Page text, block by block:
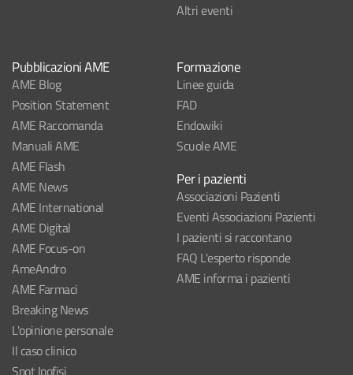
Altri eventi
Pubblicazioni AME
AME Blog
Position Statement
AME Raccomanda
Manuali AME
AME Flash
AME News
AME International
AME Digital
AME Focus-on
AmeAndro
AME Farmaci
Breaking News
L'opinione personale
Il caso clinico
Spot Ipofisi
Formazione
Linee guida
FAD
Endowiki
Scuole AME
Per i pazienti
Associazioni Pazienti
Eventi Associazioni Pazienti
I pazienti si raccontano
FAQ L'esperto risponde
AME informa i pazienti